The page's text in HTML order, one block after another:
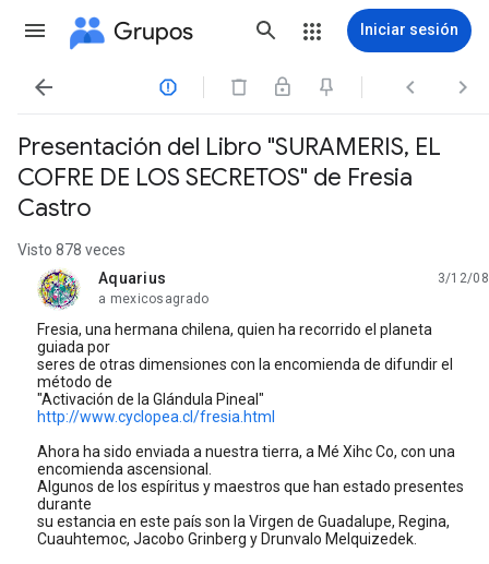
Grupos Iniciar sesión
   
Presentación del Libro "SURAMERIS, EL
COFRE DE LOS SECRETOS" de Fresia
Castro
Visto 878 veces
Aquarius
no leída,
3/12/08
a mexicosagrado
Fresia, una hermana chilena, quien ha recorrido el planeta
guiada por
seres de otras dimensiones con la encomienda de difundir el
método de
"Activación de la Glándula Pineal"
http://www.cyclopea.cl/fresia.html
Ahora ha sido enviada a nuestra tierra, a Mé Xihc Co, con una
encomienda ascensional.
Algunos de los espíritus y maestros que han estado presentes
durante
su estancia en este país son la Virgen de Guadalupe, Regina,
Cuauhtemoc, Jacobo Grinberg y Drunvalo Melquizedek.